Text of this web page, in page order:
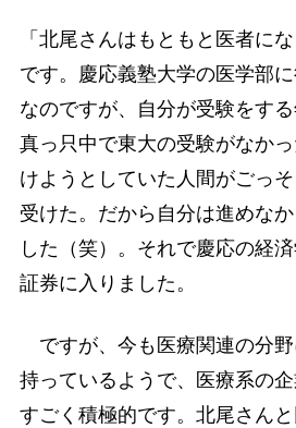
「北尾さんはもともと医者に
です。慶応義塾大学の医学部
なのですが、自分が受験をす
真っ只中で東大の受験がなか
けようとしていた人間がごっ
受けた。だから自分は進めな
した（笑）。それで慶応の経
証券に入りました。
ですが、今も医療関連の分
持っているようで、医療系の
すごく積極的です。北尾さん